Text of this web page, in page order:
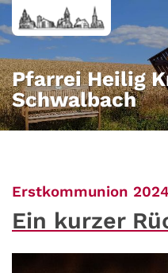
Zum Inhalt springen
Pfarrei Heilig
Schwalbach
Erstkommunion
Ein kurzer